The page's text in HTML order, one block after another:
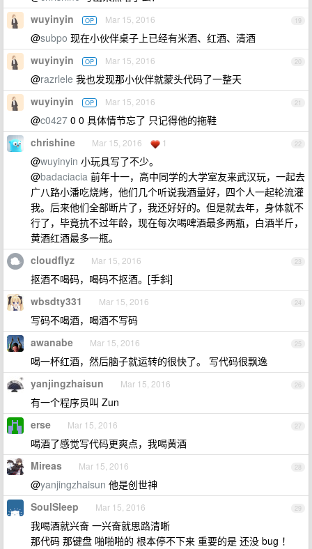
19
wuyinyin OP Mar 15, 2016
@subpo 现在小伙伴桌子上已经有米酒、红酒、清酒
20
wuyinyin OP Mar 15, 2016
@razrlele 我也发现那小伙伴就蒙头代码了一整天
21
wuyinyin OP Mar 15, 2016
@c0427 0 0 具体情节忘了 只记得他的拖鞋
22
chrishine Mar 15, 2016 1
@wuyinyin 小玩具写了不少。
@badaciacia 前年十一，高中同学的大学室友来武汉玩，一起去
广八路小潘吃烧烤，他们几个听说我酒量好，四个人一起轮流灌
我。后来他们全部断片了，我还好好的。但是就去年，身体就不
行了，毕竟抗不过年龄，现在每次喝啤酒最多两瓶，白酒半斤，
黄酒红酒最多一瓶。
23
cloudflyz Mar 15, 2016
抠酒不喝码，喝码不抠酒。[手斜]
24
wbsdty331 Mar 15, 2016
写码不喝酒，喝酒不写码
25
awanabe Mar 15, 2016
喝一杯红酒，然后脑子就运转的很快了。 写代码很飘逸
26
yanjingzhaisun Mar 15, 2016
有一个程序员叫 Zun
27
erse Mar 15, 2016
喝酒了感觉写代码更爽点，我喝黄酒
28
Mireas Mar 15, 2016
@yanjingzhaisun 他是创世神
29
SoulSleep Mar 15, 2016
我喝酒就兴奋 一兴奋就思路清晰
那代码 那键盘 啪啪啪的 根本停不下来 重要的是 还没 bug ！